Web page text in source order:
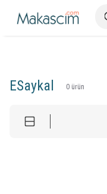
ESaykal 0 ürün